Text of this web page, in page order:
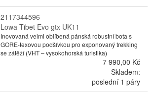
2117344596
Lowa Tibet Evo gtx UK11
Inovovaná velmi oblíbená pánská robustní bota s
GORE-texovou podšívkou pro exponovaný trekking
se zátěží (VHT – vysokohorská turistika)
7 990,00 Kč
Skladem:
poslední 1 páry